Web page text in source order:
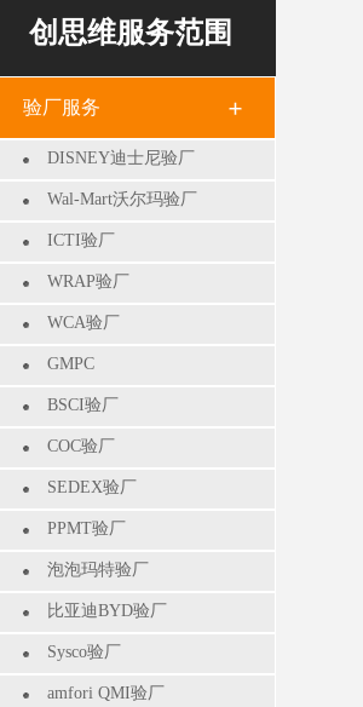
创思维服务范围
验厂服务
DISNEY迪士尼验厂
Wal-Mart沃尔玛验厂
ICTI验厂
WRAP验厂
WCA验厂
GMPC
BSCI验厂
COC验厂
SEDEX验厂
PPMT验厂
泡泡玛特验厂
比亚迪BYD验厂
Sysco验厂
amfori QMI验厂